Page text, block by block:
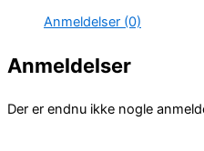
Anmeldelser (0)
Anmeldelser
Der er endnu ikke nogle